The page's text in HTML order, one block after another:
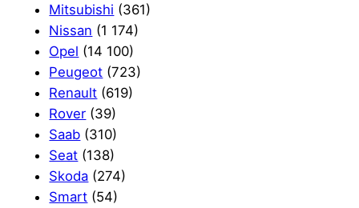
Mitsubishi (361)
Nissan (1 174)
Opel (14 100)
Peugeot (723)
Renault (619)
Rover (39)
Saab (310)
Seat (138)
Skoda (274)
Smart (54)